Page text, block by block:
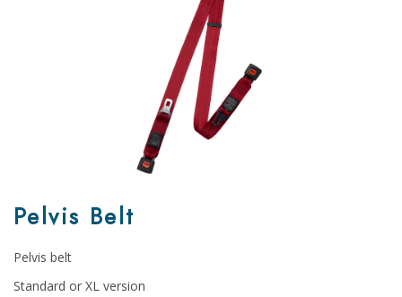
Pelvis Belt
Pelvis belt
Standard or XL version